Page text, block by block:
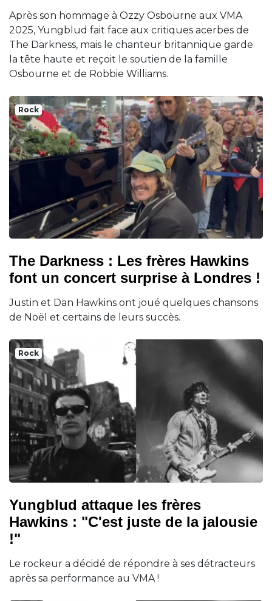
Après son hommage à Ozzy Osbourne aux VMA
2025, Yungblud fait face aux critiques acerbes de
The Darkness, mais le chanteur britannique garde
la tête haute et reçoit le soutien de la famille
Osbourne et de Robbie Williams.
Rock
The Darkness : Les frères Hawkins
font un concert surprise à Londres !
Justin et Dan Hawkins ont joué quelques chansons
de Noël et certains de leurs succès.
Rock
Yungblud attaque les frères
Hawkins : "C'est juste de la jalousie
!"
Le rockeur a décidé de répondre à ses détracteurs
après sa performance au VMA !